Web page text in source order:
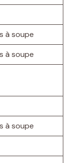
à soupe
à soupe
à soupe